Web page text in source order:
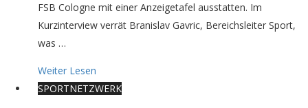
FSB Cologne mit einer Anzeigetafel ausstatten. Im
Kurzinterview verrät Branislav Gavric, Bereichsleiter Sport,
was …
Weiter Lesen
SPORTNETZWERK